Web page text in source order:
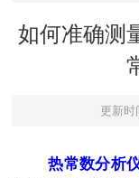
如何准确测
更新时
热常数分析